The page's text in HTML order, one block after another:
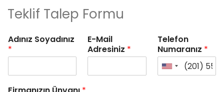
Teklif Talep Formu
Adınız Soyadınız
*
E-Mail
Adresiniz *
Telefon
Numaranız *